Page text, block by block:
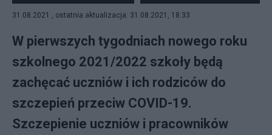
31.08.2021 , ostatnia aktualizacja: 31.08.2021, 18:33
W pierwszych tygodniach nowego roku
szkolnego 2021/2022 szkoły będą
zachęcać uczniów i ich rodziców do
szczepień przeciw COVID-19.
Szczepienie uczniów i pracowników